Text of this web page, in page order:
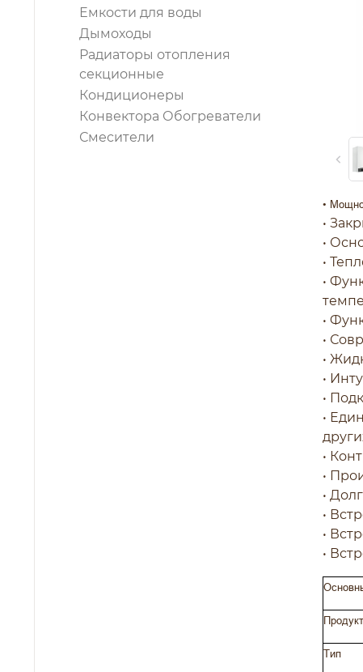
Емкости для воды
Дымоходы
Радиаторы отопления
секционные
Кондиционеры
Конвектора Обогреватели
Смесители
•
•
•
•
•
•
•
•
•
•
•
•
•
•
•
•
•
Продукт
Тип